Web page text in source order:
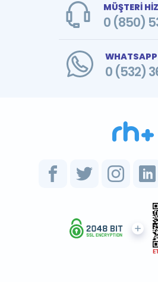
MÜŞTERİ
0 (850)
0 (532)